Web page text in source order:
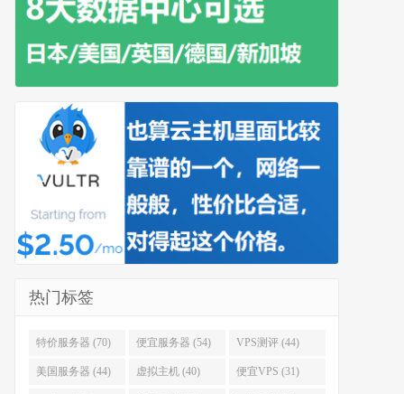
热门标签
特价服务器 (70) 便宜服务器 (54) VPS测评 (44)
美国服务器 (44) 虚拟主机 (40) 便宜VPS (31)